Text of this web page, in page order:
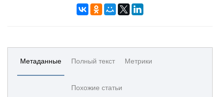
Метаданные Полный текст Метрики
Похожие статьи